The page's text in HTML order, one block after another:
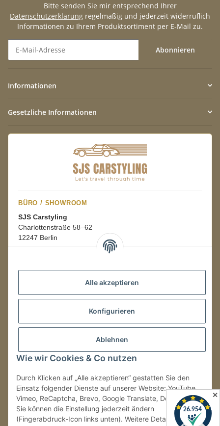
Alle akzeptieren
Konfigurieren
Ablehnen
Wie wir Cookies & Co nutzen
Durch Klicken auf „Alle akzeptieren“ gestatten Sie den
Einsatz folgender Dienste auf unserer Website: YouTube,
Vimeo, ReCaptcha, Brevo, Google Translate, Doofinder.
Sie können die Einstellung jederzeit ändern
(Fingerabdruck-Icon links unten). Weitere Details finden
Bitte senden Sie mir entsprechend Ihrer
Datenschutzerklärung regelmäßig und jederzeit widerruflich
Informationen zu Ihrem Produktsortiment per E-Mail zu.
Abonnieren
Informationen
Gesetzliche Informationen
BÜRO / SHOWROOM
SJS Carstyling
Charlottenstraße 58–62
12247 Berlin
08:00–16:00 Uhr
LAGER / RETOUREN
Packmonster Fulfillment
SJS Carstyling Lager
Retouren ausschließlich an diese Adresse.
Tel.:+49 (0) 30 36417228
E-Mail:info@sjs-carstyling.com
✕